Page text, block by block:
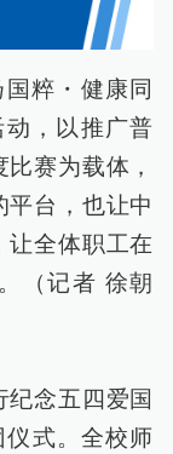
粹・健康同
，以推广普
赛为载体，
平台，也让中
让全体职工在
（记者 徐朝
念五四爱国
式。全校师